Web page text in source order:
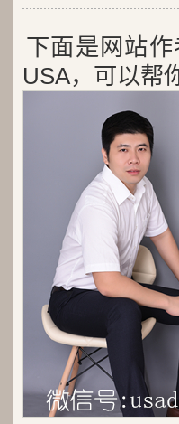
下面是网站
USA，可以帮